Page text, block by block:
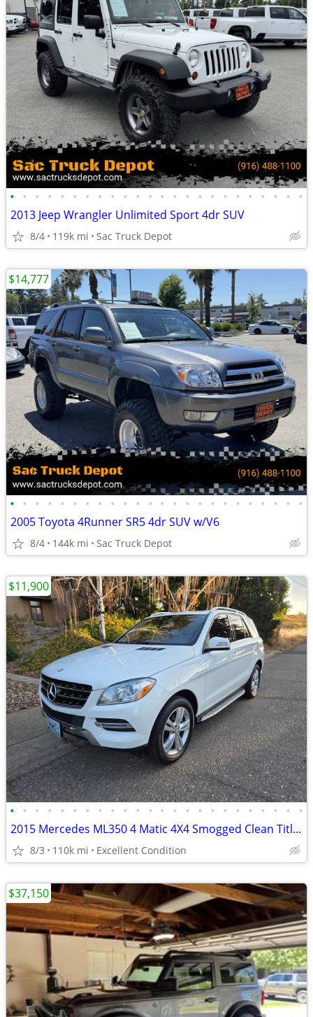
• • • • • • • • • • • • • • • • • • • • • • • •
2013 Jeep Wrangler Unlimited Sport 4dr SUV
8/4 119k mi Sac Truck Depot
• • • • • • • • • • • • • • • • • • • • • • • •
2005 Toyota 4Runner SR5 4dr SUV w/V6
8/4 144k mi Sac Truck Depot
$14,777
• • • • • • • • • • • • • • • • • • • • • • • •
2015 Mercedes ML350 4 Matic 4X4 Smogged Clean Title No Accidents
8/3 110k mi Excellent Condition
$11,900
$37,150